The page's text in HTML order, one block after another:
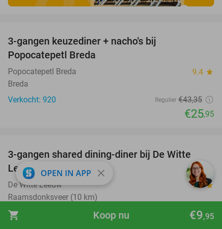
shopping_cart €9,95
Koop nu
3-gangen keuzediner + nacho's bij
Popocatepetl Breda
Popocatepetl Breda 9.4 star
Breda
Verkocht: 920
Regulier €43,35
€25,95
37%
3-gangen shared dining-diner bij De Witte
Leeuw
De Witte Leeuw 9.6star
Raamsdonksveer (10 km)
Verkocht: 199
€37,50
OPEN IN APP close